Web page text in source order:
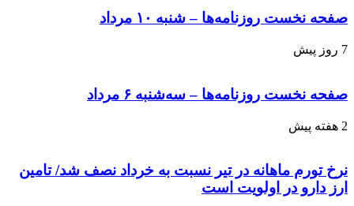
صفحه نخست روزنامه‌ها – شنبه ۱۰ مرداد
7 روز پیش
صفحه نخست روزنامه‌ها – سه‌شنبه ۶ مرداد
2 هفته پیش
نرخ تورم ماهانه در تیر نسبت به خرداد نصف شد/ تامین
ارز دارو در اولویت است